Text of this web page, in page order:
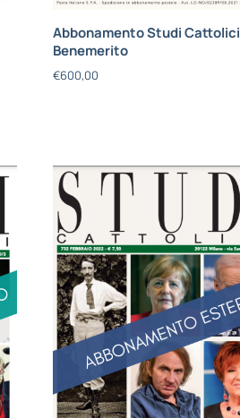
Abbonamento Studi Cattolici
Benemerito
€600,00